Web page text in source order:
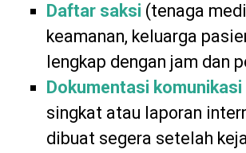
Daftar saksi (tenaga
keamanan, keluarga
lengkap dengan jam dan
Dokumentasi komunikasi
singkat atau laporan
dibuat segera setelah